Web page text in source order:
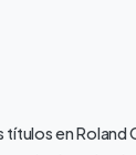
títulos en Roland